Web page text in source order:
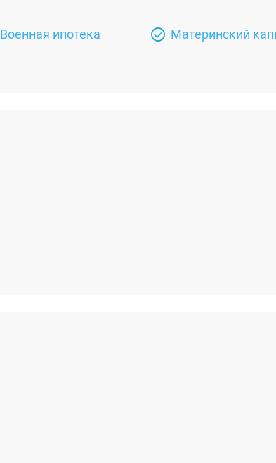
Военная ипотека Материнский